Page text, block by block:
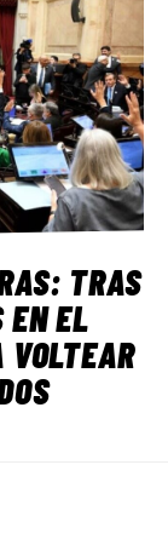
TRAS
EN EL
VOLTEAR